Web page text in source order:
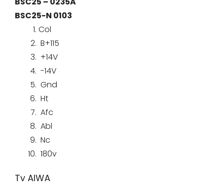
BSC25-N 0103
Col
B+115
+14V
-14V
Gnd
Ht
Afc
Abl
Nc
180v
Tv AIWA